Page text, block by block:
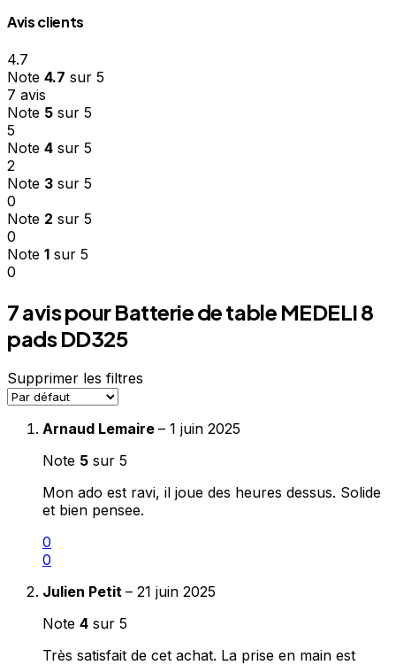
Avis clients
4.7
Note 4.7 sur 5
7 avis
Note 5 sur 5
5
Note 4 sur 5
2
Note 3 sur 5
0
Note 2 sur 5
0
Note 1 sur 5
0
7 avis pourBatterie de table MEDELI 8
pads DD325
Supprimer les filtres
Arnaud Lemaire – 1 juin 2025
Note 5 sur 5
Mon ado est ravi, il joue des heures dessus. Solide
et bien pensee.
0
0
Julien Petit – 21 juin 2025
Note 4 sur 5
Très satisfait de cet achat. La prise en main est